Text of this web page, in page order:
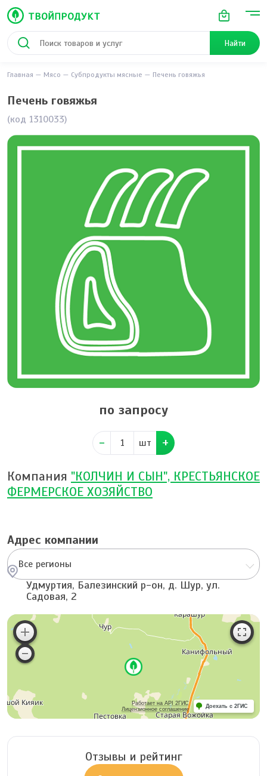
Найти
Главная Мясо Субпродукты мясные Печень говяжья
Печень говяжья
(код 1310033)
по запросу
шт
Компания "КОЛЧИН И СЫН", КРЕСТЬЯНСКОЕ
ФЕРМЕРСКОЕ ХОЗЯЙСТВО
Адрес компании
Все регионы
Удмуртия, Балезинский р-он, д. Шур, ул.
Садовая, 2
Работает на API 2ГИС
Лицензионное соглашение
Доехать с 2ГИС
Отзывы и рейтинг